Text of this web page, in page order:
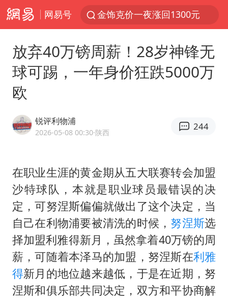
网易号
金饰克价一夜涨回1300元
男童模仿奥特曼从高处跳下致骨折
名创优品一次性内裤 颜面尽失
白海豚将正面袭击贯穿浙江
梁家辉：到内地拍戏不是北上是回归
牛津大学一纸声明甩不了锅
包文婧：二胎很难一碗水端平
香港宏福苑火灾或由烟头引起
浙江台州《告全体市民书》
女主硬加吻戏短剧已下架
郑丽文：台湾从来没有“独立”过
放弃40万镑周薪！28岁神锋无
球可踢，一年身价狂跌5000万
欧
锐评利物浦
2026-05-08 00:30·陕西
244
在职业生涯的黄金期从五大联赛转会加盟
沙特球队，本就是职业球员最错误的决
定，可努涅斯偏偏就做出了这个决定，当
自己在利物浦要被清洗的时候， 努涅斯选
择加盟利雅得新月，虽然拿着40万镑的周
薪，可随着本泽马的加盟，努涅斯在利雅
得新月的地位越来越低，于是在近期，努
涅斯和俱乐部共同决定，双方和平协商解